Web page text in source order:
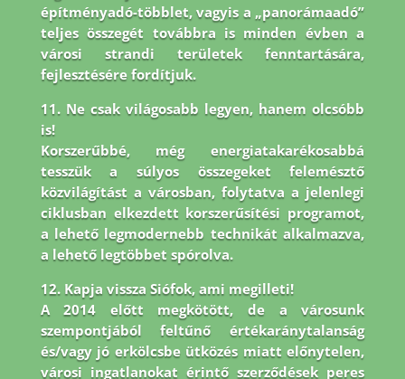
építményadó-többlet, vagyis a „panorámaadó”
teljes összegét továbbra is minden évben a
városi strandi területek fenntartására,
fejlesztésére fordítjuk.
11. Ne csak világosabb legyen, hanem olcsóbb
is!
Korszerűbbé, még energiatakarékosabbá
tesszük a súlyos összegeket felemésztő
közvilágítást a városban, folytatva a jelenlegi
ciklusban elkezdett korszerűsítési programot,
a lehető legmodernebb technikát alkalmazva,
a lehető legtöbbet spórolva.
12. Kapja vissza Siófok, ami megilleti!
A 2014 előtt megkötött, de a városunk
szempontjából feltűnő értékaránytalanság
és/vagy jó erkölcsbe ütközés miatt előnytelen,
városi ingatlanokat érintő szerződések peres